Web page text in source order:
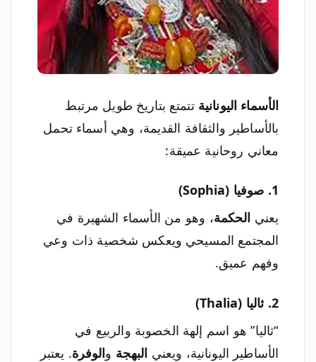
الأسماء اليونانية تتمتع بتاريخ طويل مرتبط
بالأساطير والثقافة القديمة، وهي أسماء تحمل
معاني روحانية عميقة:
1. صوفيا (Sophia)
يعني الحكمة، وهو من الأسماء الشهيرة في
المجتمع المسيحي ويعكس شخصية ذات وعي
وفهم عميق.
2. ثاليا (Thalia)
“ثاليا” هو اسم إلهة الخصوبة والربيع في
الأساطير اليونانية، ويعني البهجة والوفرة. يعتبر